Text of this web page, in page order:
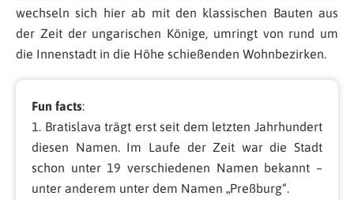
wechseln sich hier ab mit den klassischen Bauten aus
der Zeit der ungarischen Könige, umringt von rund um
die Innenstadt in die Höhe schießenden Wohnbezirken.
Fun facts:
1. Bratislava trägt erst seit dem letzten Jahrhundert
diesen Namen. Im Laufe der Zeit war die Stadt
schon unter 19 verschiedenen Namen bekannt –
unter anderem unter dem Namen „Preßburg“.